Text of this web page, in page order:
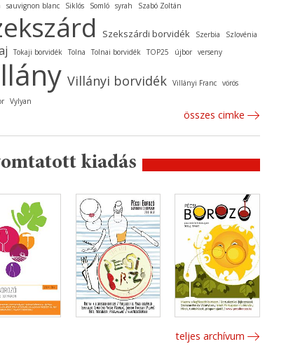
sauvignon blanc Siklós Somló syrah Szabó Zoltán
Szekszárdi borvidék Szerbia Szlovénia
Tokaji borvidék Tolna Tolnai borvidék TOP25 újbor verseny
Villányi borvidék Villányi Franc vörös
Vylyan
összes cimke
kiadás
teljes archívum